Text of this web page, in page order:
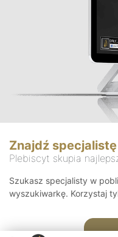
Znajdź specjalistę
Plebiscyt skupia
Szukasz specjalisty w
wyszukiwarkę. Korzystaj